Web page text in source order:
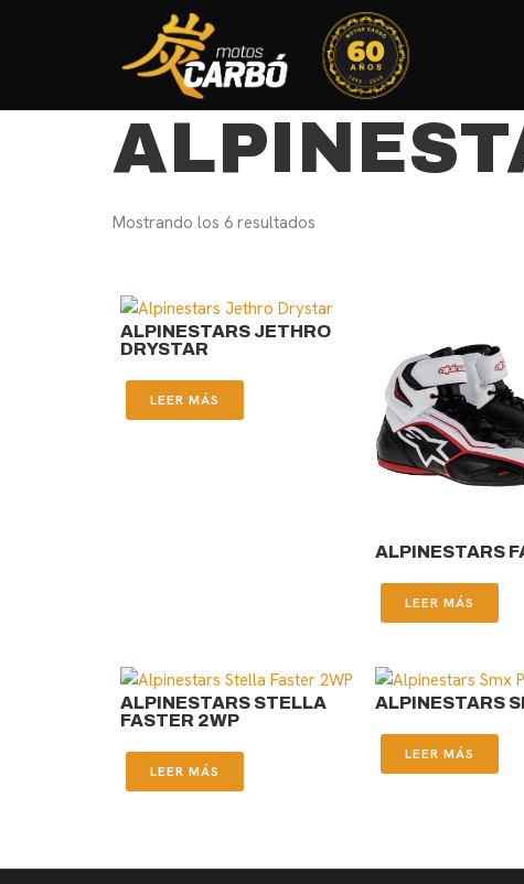
Mostrando los 6 resultados
ALPINESTARS JETHRO
DRYSTAR
LEER MÁS
ALPINESTARS
LEER MÁS
ALPINESTARS STELLA
FASTER 2WP
LEER MÁS
ALPINESTARS
LEER MÁS